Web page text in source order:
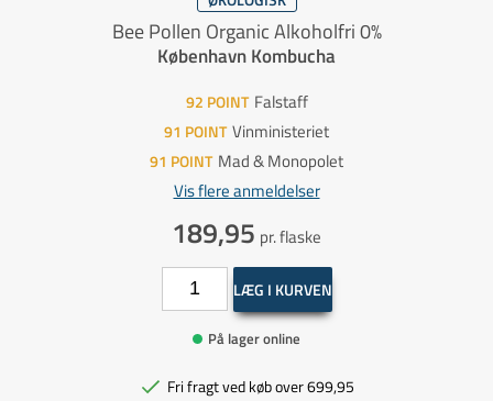
Bee Pollen Organic Alkoholfri 0%
København Kombucha
92 POINT Falstaff
91 POINT Vinministeriet
91 POINT Mad & Monopolet
Vis flere anmeldelser
189,95 pr. flaske
LÆG I KURVEN
På lager online
Fri fragt ved køb over 699,95